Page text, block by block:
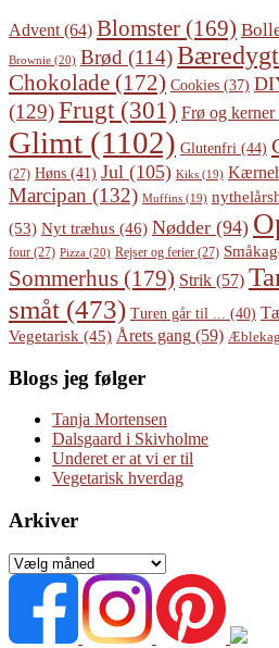
Advent (64) Blomster (169)
Brownie (20) Brød (114)
Chokolade (172) Cookies (37)
(129)Frugt (301) Frø og kerner
Glimt (1102) Glutenfri (44)
(27) Høns (41) Jul (105) Kiks (19)
Marcipan (132) Muffins (19)
(53) Nyt træhus (46) Nødder (94)
four (27) Pizza (20) Rejser og ferier (27)
Sommerhus (179) Strik (57)
småt (473) Turen går til ... (40)
Vegetarisk (45) Årets gang (59)
Blogs jeg følger
Tanja Mortensen
Dalsgaard i Skivholme
Underet er at vi er til
Vegetarisk hverdag
Arkiver
Arkiver